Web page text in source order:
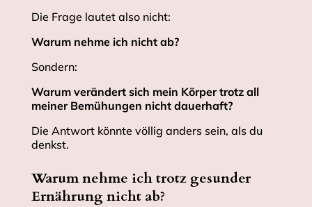
Die Frage lautet also nicht:
Warum nehme ich nicht ab?
Sondern:
Warum verändert sich mein Körper trotz all
meiner Bemühungen nicht dauerhaft?
Die Antwort könnte völlig anders sein, als du
denkst.
Warum nehme ich trotz gesunder
Ernährung nicht ab?